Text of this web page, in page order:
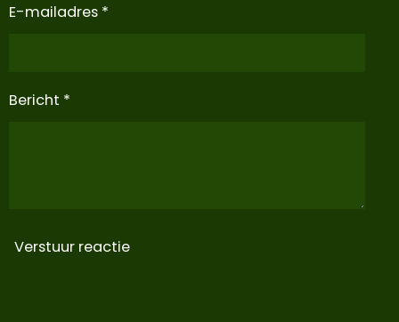
E-mailadres *
Bericht *
Verstuur reactie